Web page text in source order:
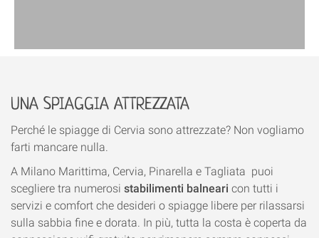
UNA SPIAGGIA ATTREZZATA
Perché le spiagge di Cervia sono attrezzate? Non vogliamo
farti mancare nulla.
A Milano Marittima, Cervia, Pinarella e Tagliata puoi
scegliere tra numerosi stabilimenti balneari con tutti i
servizi e comfort che desideri o spiagge libere per rilassarsi
sulla sabbia fine e dorata. In più, tutta la costa è coperta da